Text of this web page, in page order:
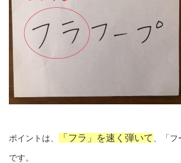
ポイントは、 「フラ」を速く弾いて 、「
です。